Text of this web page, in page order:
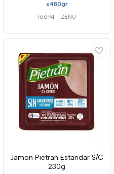
x480gr
16694 - ZENU
Jamon Pietran Estandar S/C
230g